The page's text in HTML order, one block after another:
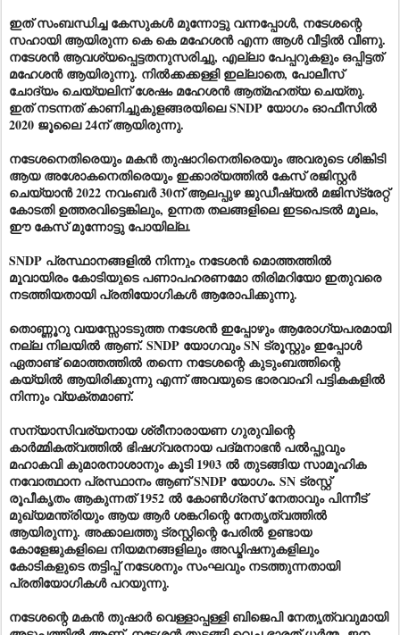
ഇത് സംബന്ധിച്ച കേസുകൾ മുന്നോട്ടു വന്നപ്പോൾ, നടേശന്റെ
സഹായി ആയിരുന്ന കെ കെ മഹേശൻ എന്ന ആൾ വീട്ടിൽ വീണു.
നടേശൻ ആവശ്യപ്പെട്ടതനുസരിച്ചു, എല്ലാ പേപ്പറുകളും ഒപ്പിട്ടത്
മഹേശൻ ആയിരുന്നു. നിൽക്കക്കള്ളി ഇല്ലാതെ, പോലീസ്
ചോദ്യം ചെയ്യലിന് ശേഷം മഹേശൻ ആത്‍മഹത്യ ചെയ്തു.
ഇത് നടന്നത് കാണിച്ചുകുളങ്ങരയിലെ SNDP യോഗം ഓഫീസിൽ
2020 ജൂലൈ 24ന് ആയിരുന്നു.
നടേശനെതിരെയും മകൻ തുഷാറിനെതിരെയും അവരുടെ ശിങ്കിടി
ആയ അശോകനെതിരെയും ഇക്കാര്യത്തിൽ കേസ് രജിസ്റ്റർ
ചെയ്യാൻ 2022 നവംബർ 30ന് ആലപ്പുഴ ജുഡീഷ്യൽ മജിസ്‌ട്രേറ്റ്
കോടതി ഉത്തരവിട്ടെങ്കിലും, ഉന്നത തലങ്ങളിലെ ഇടപെടൽ മൂലം,
ഈ കേസ് മുന്നോട്ടു പോയില്ല.
SNDP പ്രസ്ഥാനങ്ങളിൽ നിന്നും നടേശൻ മൊത്തത്തിൽ
മൂവായിരം കോടിയുടെ പണാപഹരണമോ തിരിമറിയോ ഇതുവരെ
നടത്തിയതായി പ്രതിയോഗികൾ ആരോപിക്കുന്നു.
തൊണ്ണൂറു വയസ്സോടടുത്ത നടേശൻ ഇപ്പോഴും ആരോഗ്യപരമായി
നല്ല നിലയിൽ ആണ്. SNDP യോഗവും SN ട്രൂസ്റ്റും ഇപ്പോൾ
ഏതാണ്ട് മൊത്തത്തിൽ തന്നെ നടേശന്റെ കുടുംബത്തിന്റെ
കയ്യിൽ ആയിരിക്കുന്നു എന്ന് അവയുടെ ഭാരവാഹി പട്ടികകളിൽ
നിന്നും വ്യക്തമാണ്.
സന്യാസിവര്യനായ ശ്രീനാരായണ ഗുരുവിന്റെ
കാർമ്മികത്വത്തിൽ ഭിഷഗ്വരനായ പദ്മനാഭൻ പൽപ്പുവും
മഹാകവി കുമാരനാശാനും കൂടി 1903 ൽ തുടങ്ങിയ സാമൂഹിക
നവോത്ഥാന പ്രസ്ഥാനം ആണ് SNDP യോഗം. SN ട്രസ്റ്റ്
രൂപീകൃതം ആകുന്നത് 1952 ൽ കോൺഗ്രസ് നേതാവും പിന്നീട്
മുഖ്യമന്ത്രിയും ആയ ആർ ശങ്കറിന്റെ നേതൃത്വത്തിൽ
ആയിരുന്നു. അക്കാലത്തു ട്രസ്റ്റിന്റെ പേരിൽ ഉണ്ടായ
കോളേജുകളിലെ നിയമനങ്ങളിലും അഡ്മിഷനുകളിലും
കോടികളുടെ തട്ടിപ്പ് നടേശനും സംഘവും നടത്തുന്നതായി
പ്രതിയോഗികൾ പറയുന്നു.
നടേശന്റെ മകൻ തുഷാർ വെള്ളാപ്പള്ളി ബിജെപി നേതൃത്വവുമായി